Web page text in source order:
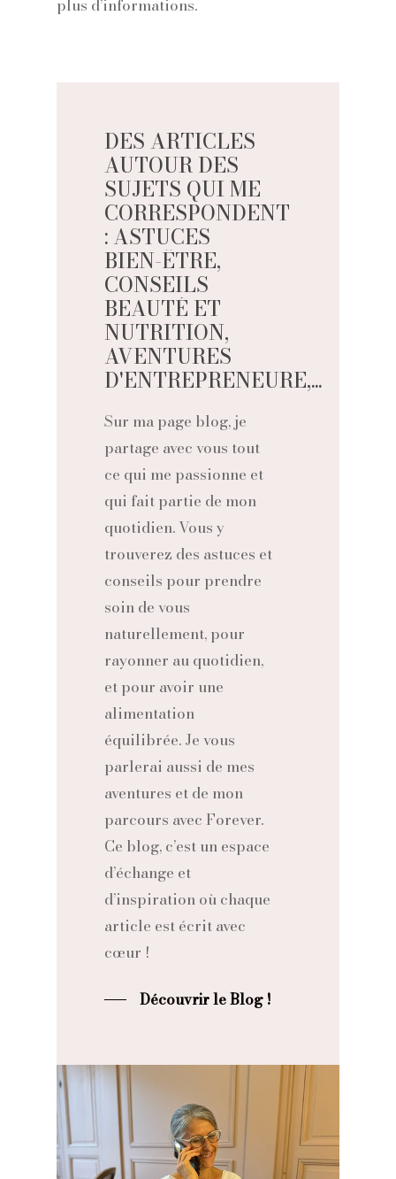
plus d’informations.
DES ARTICLES
AUTOUR DES
SUJETS QUIME
CORRESPONDENT
:ASTUCES
BIEN-ÊTRE,
CONSEILS
BEAUTÉ ET
NUTRITION,
AVENTURES
D'ENTREPRENEURE,...
Sur ma page blog, je
partage avec vous tout
ce qui me passionne et
qui fait partie de mon
quotidien. Vous y
trouverez des astuces et
conseils pour prendre
soin de vous
naturellement, pour
rayonner au quotidien,
et pour avoir une
alimentation
équilibrée. Je vous
parlerai aussi de mes
aventures et de mon
parcours avec Forever.
Ce blog, c’est un espace
d’échange et
d’inspiration où chaque
article est écrit avec
cœur !
Découvrir le Blog !